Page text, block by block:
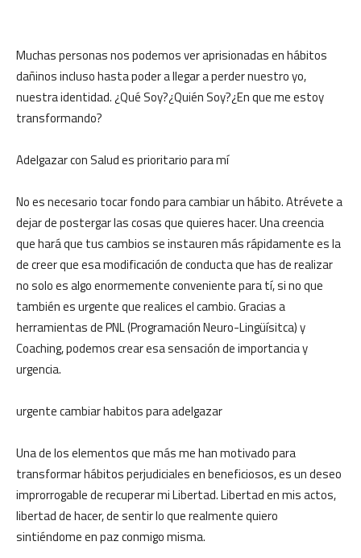
Muchas personas nos podemos ver aprisionadas en hábitos
dañinos incluso hasta poder a llegar a perder nuestro yo,
nuestra identidad. ¿Qué Soy?¿Quién Soy?¿En que me estoy
transformando?
Adelgazar con Salud es prioritario para mí
No es necesario tocar fondo para cambiar un hábito. Atrévete a
dejar de postergar las cosas que quieres hacer. Una creencia
que hará que tus cambios se instauren más rápidamente es la
de creer que esa modificación de conducta que has de realizar
no solo es algo enormemente conveniente para tí, si no que
también es urgente que realices el cambio. Gracias a
herramientas de PNL (Programación Neuro-Lingüísitca) y
Coaching, podemos crear esa sensación de importancia y
urgencia.
urgente cambiar habitos para adelgazar
Una de los elementos que más me han motivado para
transformar hábitos perjudiciales en beneficiosos, es un deseo
improrrogable de recuperar mi Libertad. Libertad en mis actos,
libertad de hacer, de sentir lo que realmente quiero
sintiéndome en paz conmigo misma.